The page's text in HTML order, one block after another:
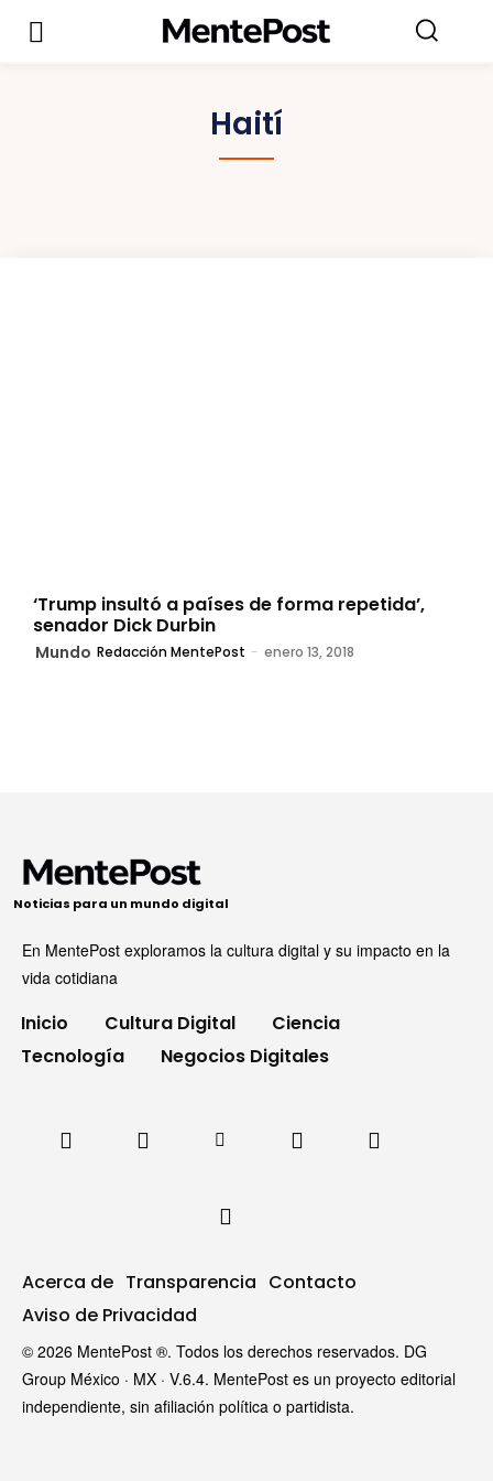
Haití
‘Trump insultó a países de forma repetida’,
senador Dick Durbin
Mundo Redacción MentePost - enero 13, 2018
Noticias para un mundo digital
En MentePost exploramos la cultura digital y su impacto en la
vida cotidiana
Inicio Cultura Digital
Ciencia
Tecnología
Negocios Digitales
Acerca de Transparencia Contacto
Aviso de Privacidad
© 2026 MentePost ®. Todos los derechos reservados. DG
Group México · MX · V.6.4. MentePost es un proyecto editorial
independiente, sin afiliación política o partidista.